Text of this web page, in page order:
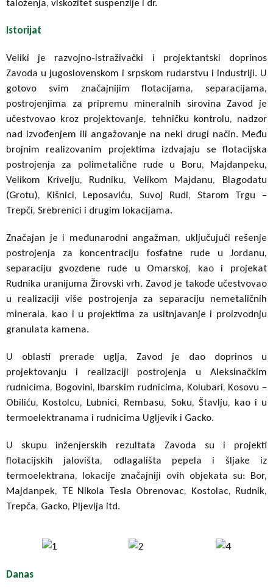
taloženja, viskozitet suspenzije i dr.
Istorijat
Veliki je razvojno-istraživački i projektantski doprinos
Zavoda u jugoslovenskom i srpskom rudarstvu i industriji. U
gotovo svim značajnijim flotacijama, separacijama,
postrojenjima za pripremu mineralnih sirovina Zavod je
učestvovao kroz projektovanje, tehničku kontrolu, nadzor
nad izvođenjem ili angažovanje na neki drugi način. Među
brojnim realizovanim projektima izdvajaju se flotacijska
postrojenja za polimetalične rude u Boru, Majdanpeku,
Velikom Krivelju, Rudniku, Velikom Majdanu, Blagodatu
(Grotu), Kišnici, Leposaviću, Suvoj Rudi, Starom Trgu –
Trepči, Srebrenici i drugim lokacijama.
Značajan je i međunarodni angažman, uključujući rešenje
postrojenja za koncentraciju fosfatne rude u Jordanu,
separaciju gvozdene rude u Omarskoj, kao i projekat
Rudnika uranijuma Žirovski vrh. Zavod je takođe učestvovao
u realizaciji više postrojenja za separaciju nemetaličnih
minerala, kao i u projektima za usitnjavanje i proizvodnju
granulata kamena.
U oblasti prerade uglja, Zavod je dao doprinos u
projektovanju i realizaciji postrojenja u Aleksinačkim
rudnicima, Bogovini, Ibarskim rudnicima, Kolubari, Kosovu –
Obiliću, Kostolcu, Lubnici, Rembasu, Soku, Štavlju, kao i u
termoelektranama i rudnicima Ugljevik i Gacko.
U skupu inženjerskih rezultata Zavoda su i projekti
flotacijskih jalovišta, odlagališta pepela i šljake iz
termoelektrana, lokacije značajniji ovih objekata su: Bor,
Majdanpek, TE Nikola Tesla Obrenovac, Kostolac, Rudnik,
Trepča, Gacko, Pljevlja itd.
Danas